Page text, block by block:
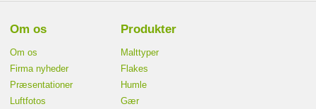
Om os
Om os
Firma nyheder
Præsentationer
Luftfotos
Produkter
Malttyper
Flakes
Humle
Gær